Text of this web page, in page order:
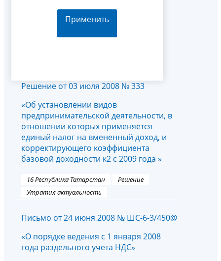
Применить
Решение от 03 июля 2008 № 333
«Об установлении видов
предпринимательской деятельности, в
отношении которых применяется
единый налог на вмененный доход, и
корректирующего коэффициента
базовой доходности к2 с 2009 года »
16 Республика Татарстан
Решение
Утратил актуальность
Письмо от 24 июня 2008 № ШС-6-3/450@
«О порядке ведения с 1 января 2008
года раздельного учета НДС»